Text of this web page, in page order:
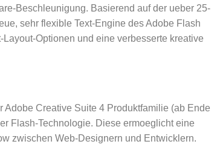
Beschleunigung. Basierend auf der ueber 25-
sehr flexible Text-Engine des Adobe Flash
Optionen und eine verbesserte kreative
Creative Suite 4 Produktfamilie (ab Ende
Flash-Technologie. Diese ermoeglicht eine
zwischen Web-Designern und Entwicklern.